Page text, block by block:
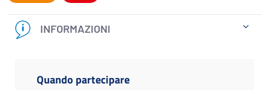
INFORMAZIONI
Quando partecipare